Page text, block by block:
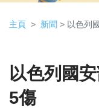
主頁 新聞 > 以色列
以色列國
5傷